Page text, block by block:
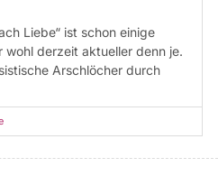
Liebe“ ist schon einige
derzeit aktueller denn je.
Arschlöcher durch